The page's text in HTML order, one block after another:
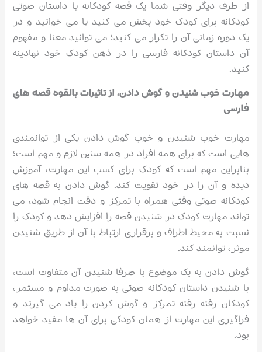
از طرف دیگر وقتی شما یک قصه کودکانه یا داستان صوتی
کودکانه برای کودک خود پخش می کنید یا می خوانید و در
یک دوره زمانی آن را تکرار می کنید؛ می توانید معنا و مفهوم
آن داستان کودکانه فارسی را در ذهن کودک خود نهادینه
کنید.
مهارت خوب شنیدن و گوش دادن، از تاثیرات بالقوه قصه های
فارسی
مهارت خوب شنیدن و خوب گوش دادن یکی از توانمندی
هایی است که برای همه افراد در همه سنین لازم و مهم است؛
بنابراین مهم است که کودک برای کسب این مهارت، آموزش
دیده و آن را در خود تقویت کند. گوش دادن به قصه های
کودکانه صوتی وقتی همراه با تمرکز و دقت انجام شود، می
تواند مهارت کودک در شنیدن قصه را افزایش دهد و کودک را
نسبت به محیط اطراف و برقراری ارتباط با آن از طریق شنیدن
موثر، توانمند کند.
گوش دادن به یک موضوع با صرفا شنیدن آن متفاوت است،
با شنیدن داستان کودکانه صوتی به صورت مداوم و مستمر،
کودکان رفته رفته تمرکز و گوش کردن را یاد می گیرند و
فراگیری این مهارت از همان کودکی برای آن ها مفید خواهد
بود.